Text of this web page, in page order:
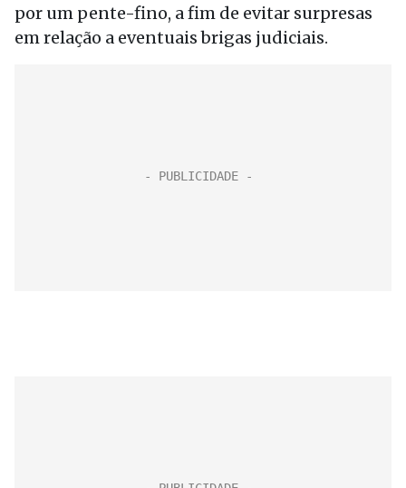
por um pente-fino, a fim de evitar surpresas
em relação a eventuais brigas judiciais.